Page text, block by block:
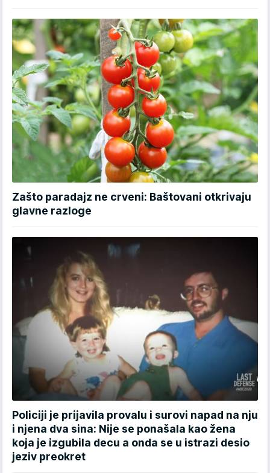
Zašto paradajz ne crveni: Baštovani otkrivaju
glavne razloge
Policiji je prijavila provalu i surovi napad na nju
i njena dva sina: Nije se ponašala kao žena
koja je izgubila decu a onda se u istrazi desio
jeziv preokret